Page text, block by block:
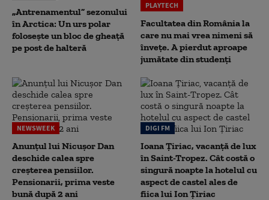
„Antrenamentul” sezonului
în Arctica: Un urs polar
folosește un bloc de gheață
pe post de halteră
PLAYTECH
Facultatea din România la
care nu mai vrea nimeni să
înveţe. A pierdut aproape
jumătate din studenţi
NEWSWEEK
Anunțul lui Nicușor Dan
deschide calea spre
creșterea pensiilor.
Pensionarii, prima veste
bună după 2 ani
DIGI FM
Ioana Țiriac, vacanță de lux
în Saint-Tropez. Cât costă o
singură noapte la hotelul cu
aspect de castel ales de
fiica lui Ion Țiriac